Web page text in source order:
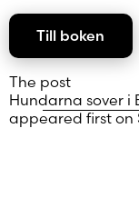
Till boken
The post
Hundarna sover i
appeared first on